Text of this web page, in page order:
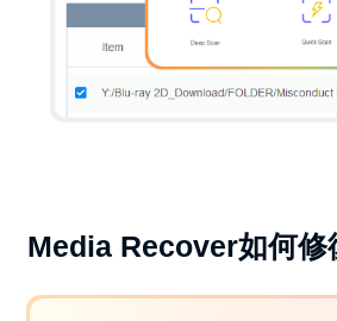
Media Recover如何修